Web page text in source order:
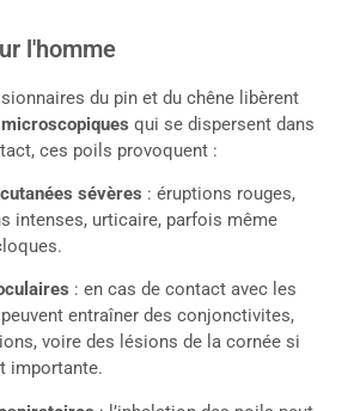
l'homme
du pin et du chêne libèrent
qui se dispersent dans
ces poils provoquent :
sévères : éruptions rouges,
intenses, urticaire, parfois même
: en cas de contact avec les
entraîner des conjonctivites,
voire des lésions de la cornée si
importante.